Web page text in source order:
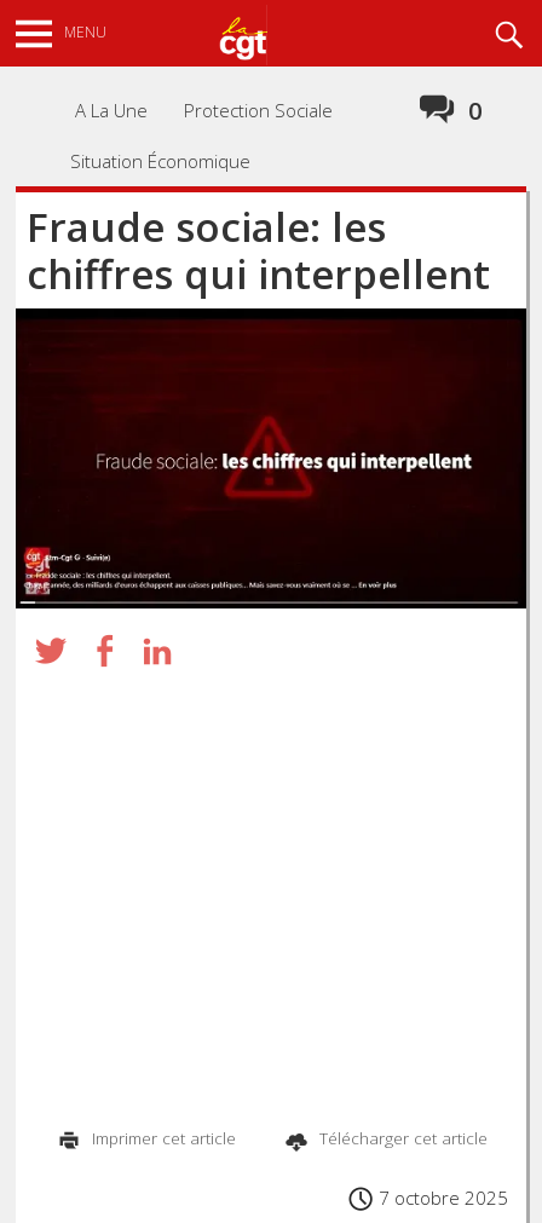
au
contenu
MENU
0
A La Une Protection Sociale
Situation Économique
Fraude sociale: les
chiffres qui interpellent
Imprimer cet article Télécharger cet article
7 octobre 2025